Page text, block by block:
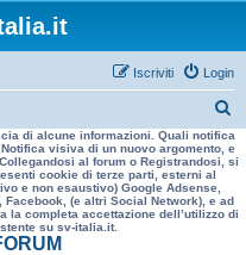
Login
Iscriviti
e
r
a
di alcune informazioni. Quali notifica
visiva di un nuovo argomento, e
al forum o Registrandosi, si
cookie di terze parti, esterni al
e non esaustivo) Google Adsense,
Facebook, (e altri Social Network), e ad
la completa accettazione dell’utilizzo di
su sv-italia.it.